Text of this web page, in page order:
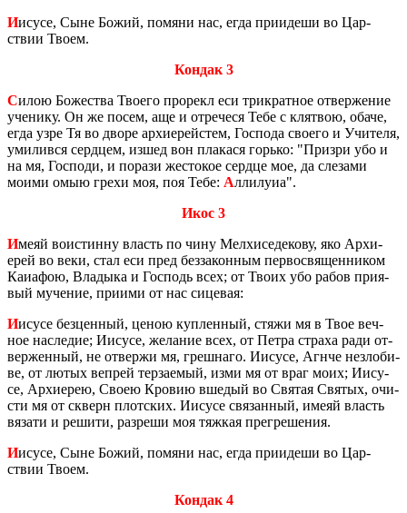
Иисусе, Сыне Божий, по­мя­ни нас, егда при­и­де­ши во Цар­
ствии Твоем.
Кондак 3
Силою Бо­же­ства Тво­е­го про­ре­кл еси три­крат­ное от­вер­же­ние
уче­ни­ку. Он же посем, аще и от­ре­че­ся Тебе с клят­вою, обаче,
егда узре Тя во дворе ар­хи­ерей­стем, Гос­по­да сво­е­го и Учи­те­ля,
уми­ли­вся серд­цем, изшед вон пла­ка­ся горь­ко: "При­з­ри убо и
на мя, Гос­по­ди, и по­ра­зи же­сто­кое серд­це мое, да сле­за­ми
моими омыю грехи моя, поя Тебе: Алли­лу­иа".
Икос 3
Имеяй во­ис­тин­ну власть по чину Мел­хи­се­де­ко­ву, яко Ар­хи­
ерей во веки, стал еси пред без­за­кон­ным пер­во­свя­щен­ни­ком
Ка­иа­фою, Вла­ды­ка и Гос­подь всех; от Твоих убо рабов при­я­
вый му­че­ние, при­и­ми от нас си­це­вая:
Иисусе без­цен­ный, ценою куп­лен­ный, стяжи мя в Твое веч­
ное на­сле­дие; Иису­се, же­ла­ние всех, от Петра стра­ха ради от­
вер­жен­ный, не от­вер­жи мя, греш­на­го. Иису­се, Агнче незло­би­
ве, от лютых веп­рей тер­за­е­мый, изми мя от враг моих; Иису­
се, Ар­хи­ерею, Своею Кро­вию вше­дый во Свя­тая Свя­тых, очи­
сти мя от скверн плот­ских. Иису­се свя­зан­ный, имеяй власть
вя­за­ти и ре­ши­ти, раз­ре­ши моя тяж­кая пре­гре­ше­ния.
Иисусе, Сыне Божий, по­мя­ни нас, егда при­и­де­ши во Цар­
ствии Твоем.
Кондак 4